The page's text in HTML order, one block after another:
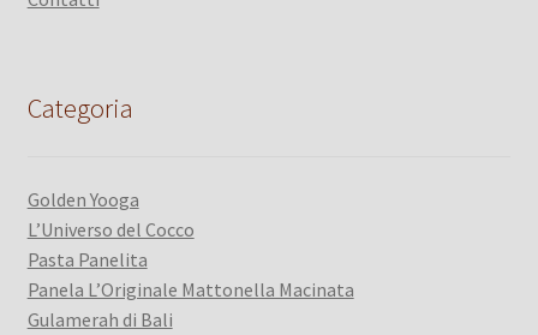
Categoria
Golden Yooga
L’Universo del Cocco
Pasta Panelita
Panela L’Originale Mattonella Macinata
Gulamerah di Bali